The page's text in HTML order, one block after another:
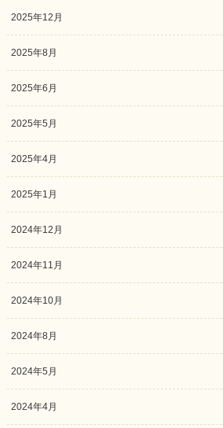
2025年12月
2025年8月
2025年6月
2025年5月
2025年4月
2025年1月
2024年12月
2024年11月
2024年10月
2024年8月
2024年5月
2024年4月